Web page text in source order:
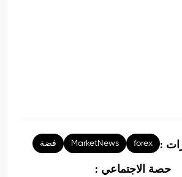
:
forex
MarketNews فضة
حصة الاجتماعي :